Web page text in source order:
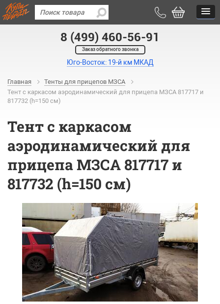
8 (499) 460-56-91
Заказ обратного звонка
Юго-Восток: 19-й км МКАД
Главная
Тенты для прицепов МЗСА
Тент с каркасом аэродинамический для прицепа МЗСА 817717 и
817732 (h=150 см)
Тент с каркасом
аэродинамический для
прицепа МЗСА 817717 и
817732 (h=150 см)